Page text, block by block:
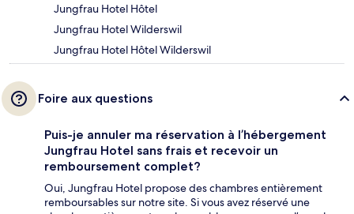
Jungfrau Hotel Hôtel
Jungfrau Hotel Wilderswil
Jungfrau Hotel Hôtel Wilderswil
Foire aux questions
Puis-je annuler ma réservation à l’hébergement
Jungfrau Hotel sans frais et recevoir un
remboursement complet?
Oui, Jungfrau Hotel propose des chambres entièrement
remboursables sur notre site. Si vous avez réservé une